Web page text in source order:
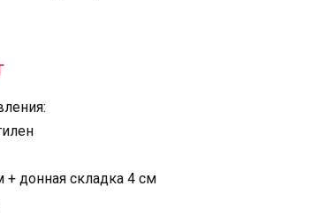
+ донная складка 4 см